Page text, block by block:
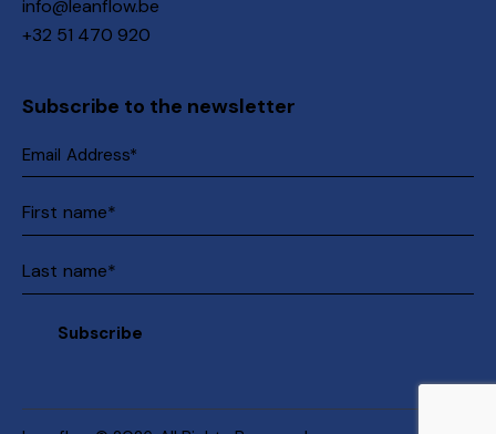
info@leanflow.be
+32 51 470 920
Subscribe to the newsletter